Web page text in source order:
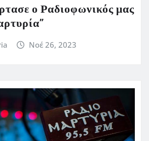
ο Ραδιοφωνικός μας
Νοέ 26, 2023